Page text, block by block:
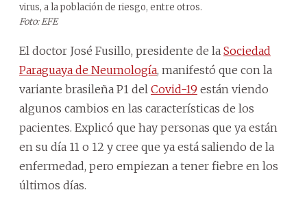
virus, a la población de riesgo, entre otros.
Foto: EFE
El doctor José Fusillo, presidente de la Sociedad
Paraguaya de Neumología, manifestó que con la
variante brasileña P1 del Covid-19 están viendo
algunos cambios en las características de los
pacientes. Explicó que hay personas que ya están
en su día 11 o 12 y cree que ya está saliendo de la
enfermedad, pero empiezan a tener fiebre en los
últimos días.